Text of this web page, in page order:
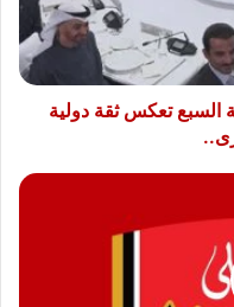
تعكس ثقة دولية